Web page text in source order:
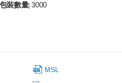
裝數量|3000
MSL